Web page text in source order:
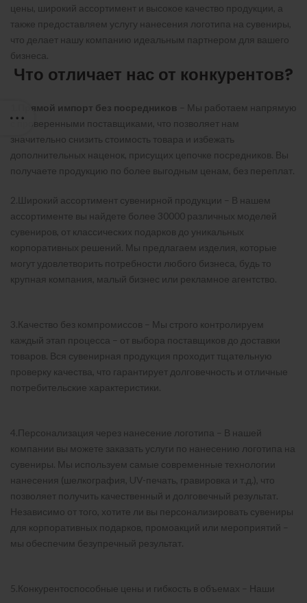
цены, широкий ассортимент и высокое качество продукции, а
также предоставляем услугу нанесения логотипа на сувениры,
что делает нашу компанию идеальным партнером для вашего
бизнеса.
Что отличает нас от конкурентов?
1.Прямой импорт без посредников – Мы работаем напрямую
с проверенными поставщиками, что позволяет нам
значительно снизить стоимость товара и избежать
дополнительных наценок, присущих цепочке посредников. Вы
получаете продукцию по более выгодным ценам, без переплат.
2.Широкий ассортимент сувенирной продукции – В нашем
ассортименте вы найдете более 30000 различных моделей
сувениров, от классических подарков до уникальных
корпоративных решений. Мы предлагаем изделия, которые
могут удовлетворить потребности любого бизнеса, будь то
крупная компания, малый бизнес или рекламное агентство.
3.Качество без компромиссов – Мы строго контролируем
каждый этап процесса – от выбора поставщиков до доставки
товаров. Вся сувенирная продукция проходит тщательную
проверку качества, что гарантирует долговечность и отличные
потребительские характеристики.
4.Персонализация через нанесение логотипа – В нашей
компании вы можете заказать услуги по нанесению логотипа на
сувениры. Мы используем самые современные технологии
нанесения (шелкография, UV-печать, гравировка и т.д.), что
позволяет получить качественный и долговечный результат.
Независимо от того, хотите ли вы персонализировать сувениры
для корпоративных подарков, промоакций или мероприятий –
мы обеспечим безупречный результат.
5.Конкурентоспособные цены и гибкость в объемах – Наши